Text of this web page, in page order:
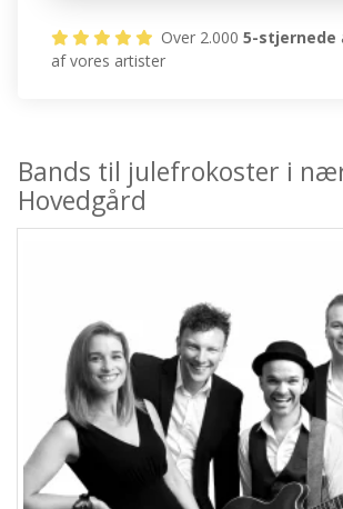
Over 2.0005-stjernede
af vores artister
Bands til julefrokoster i
Hovedgård